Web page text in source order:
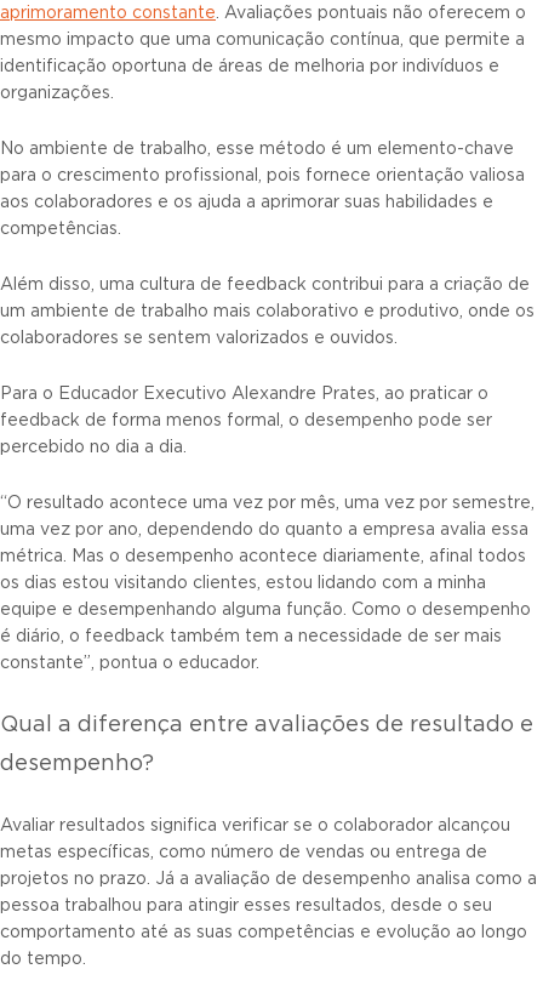
aprimoramento constante. Avaliações pontuais não oferecem o
mesmo impacto que uma comunicação contínua, que permite a
identificação oportuna de áreas de melhoria por indivíduos e
organizações.
No ambiente de trabalho, esse método é um elemento-chave
para o crescimento profissional, pois fornece orientação valiosa
aos colaboradores e os ajuda a aprimorar suas habilidades e
competências.
Além disso, uma cultura de feedback contribui para a criação de
um ambiente de trabalho mais colaborativo e produtivo, onde os
colaboradores se sentem valorizados e ouvidos.
Para o Educador Executivo Alexandre Prates, ao praticar o
feedback de forma menos formal, o desempenho pode ser
percebido no dia a dia.
“O resultado acontece uma vez por mês, uma vez por semestre,
uma vez por ano, dependendo do quanto a empresa avalia essa
métrica. Mas o desempenho acontece diariamente, afinal todos
os dias estou visitando clientes, estou lidando com a minha
equipe e desempenhando alguma função. Como o desempenho
é diário, o feedback também tem a necessidade de ser mais
constante”, pontua o educador.
Qual a diferença entre avaliações de resultado e
desempenho?
Avaliar resultados significa verificar se o colaborador alcançou
metas específicas, como número de vendas ou entrega de
projetos no prazo. Já a avaliação de desempenho analisa como a
pessoa trabalhou para atingir esses resultados, desde o seu
comportamento até as suas competências e evolução ao longo
do tempo.